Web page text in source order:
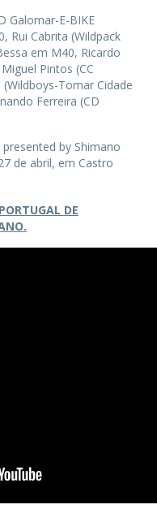
Galomar-E-BIKE
Rui Cabrita (Wildpack
em M40, Ricardo
Pintos (CC
Tomar Cidade
Ferreira (CD
by Shimano
de abril, em Castro
DE